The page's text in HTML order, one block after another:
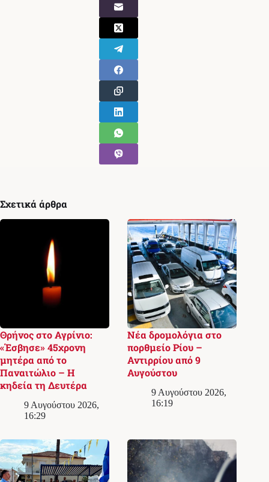
Σχετικά άρθρα
Θρήνος στο Αγρίνιο:
«Έσβησε» 45χρονη
μητέρα από το
Παναιτώλιο – Η
κηδεία τη Δευτέρα
9 Αυγούστου 2026,
16:29
Νέα δρομολόγια στο
πορθμείο Ρίου –
Αντιρρίου από 9
Αυγούστου
9 Αυγούστου 2026,
16:19